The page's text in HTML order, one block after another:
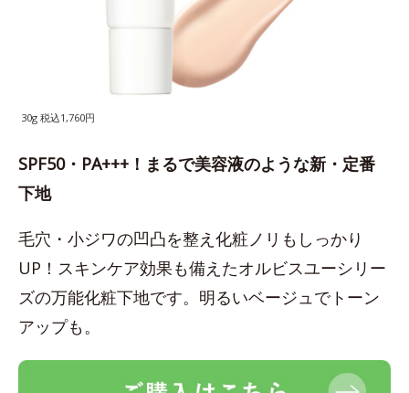
30g 税込1,760円
SPF50・PA+++！まるで美容液のような新・定番
下地
毛穴・小ジワの凹凸を整え化粧ノリもしっかり
UP！スキンケア効果も備えたオルビスユーシリー
ズの万能化粧下地です。明るいベージュでトーン
アップも。